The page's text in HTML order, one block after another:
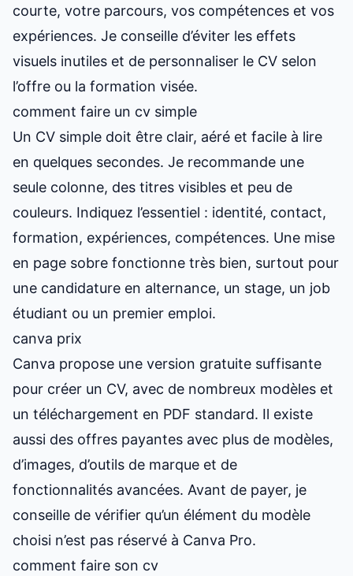
courte, votre parcours, vos compétences et vos
expériences. Je conseille d’éviter les effets
visuels inutiles et de personnaliser le CV selon
l’offre ou la formation visée.
comment faire un cv simple
Un CV simple doit être clair, aéré et facile à lire
en quelques secondes. Je recommande une
seule colonne, des titres visibles et peu de
couleurs. Indiquez l’essentiel : identité, contact,
formation, expériences, compétences. Une mise
en page sobre fonctionne très bien, surtout pour
une candidature en alternance, un stage, un job
étudiant ou un premier emploi.
canva prix
Canva propose une version gratuite suffisante
pour créer un CV, avec de nombreux modèles et
un téléchargement en PDF standard. Il existe
aussi des offres payantes avec plus de modèles,
d’images, d’outils de marque et de
fonctionnalités avancées. Avant de payer, je
conseille de vérifier qu’un élément du modèle
choisi n’est pas réservé à Canva Pro.
comment faire son cv